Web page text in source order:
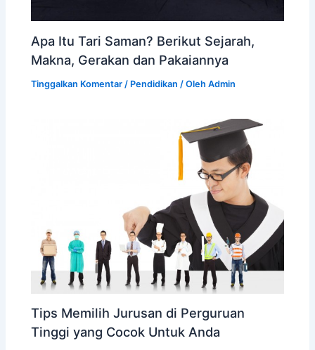
Apa Itu Tari Saman? Berikut Sejarah,
Makna, Gerakan dan Pakaiannya
Tinggalkan Komentar / Pendidikan / OlehAdmin
Tips Memilih Jurusan di Perguruan
Tinggi yang Cocok Untuk Anda